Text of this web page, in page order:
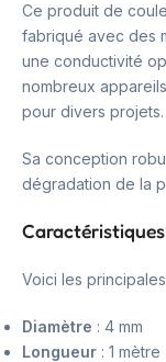
Ce produit de
fabriqué avec des
une conductivité
nombreux
pour divers projets.
Sa conception
dégradation de la
Voici les
Diamètre : 4 mm
Longueur : 1 mètre